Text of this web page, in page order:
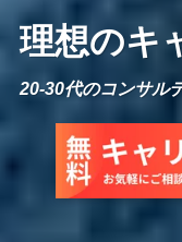
理想のキ
20-30代のコンサル